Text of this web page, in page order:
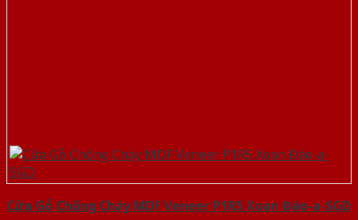
Cửa Gỗ Chống Cháy MDF Veneer P1R5 Xoan Đào-a-SGD